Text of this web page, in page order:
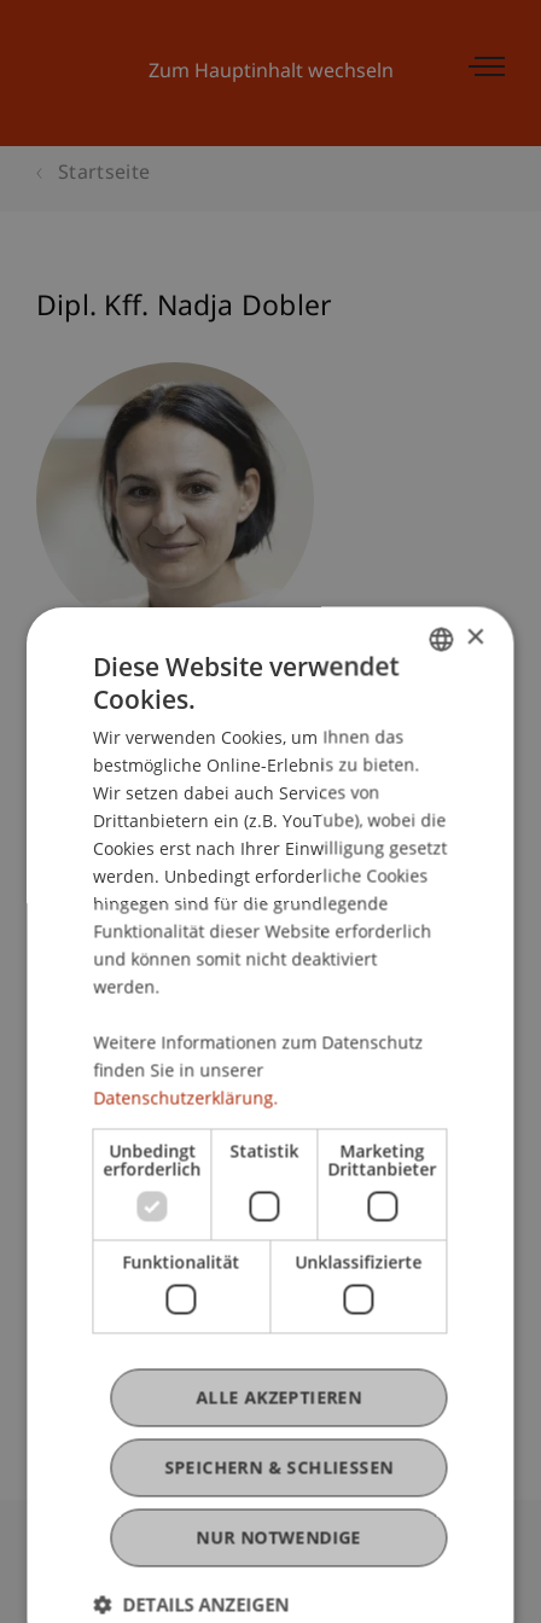
Zum Hauptinhalt wechseln
Startseite
Dipl. Kff. Nadja Dobler
Studiengangsmanagerin
Bank- und Finanzmarktrecht
Universität Liechtenstein
Fürst-Franz-Josef-Strasse
9490 Vaduz
Liechtenstein
T. +423 265 11 98
nadja.dobler@uni.li
Derzeitige Tätigkeit
Ausbildung
Universität Liechtenstein
Fürst-Franz-Josef-Strasse
×
Diese Website verwendet
Cookies.
Wir verwenden Cookies, um Ihnen das
bestmögliche Online-Erlebnis zu bieten.
Wir setzen dabei auch Services von
Drittanbietern ein (z.B. YouTube), wobei die
Cookies erst nach Ihrer Einwilligung gesetzt
werden. Unbedingt erforderliche Cookies
hingegen sind für die grundlegende
Funktionalität dieser Website erforderlich
und können somit nicht deaktiviert
werden.
Weitere Informationen zum Datenschutz
finden Sie in unserer
Datenschutzerklärung.
Unbedingt
erforderlich
Statistik Marketing
Drittanbieter
Funktionalität Unklassifizierte
SPEICHERN & SCHLIESSEN
ALLE AKZEPTIEREN
NUR NOTWENDIGE
DETAILS ANZEIGEN